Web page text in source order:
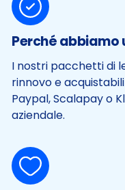
Perché abbiamo
I nostri pacchetti di
rinnovo e
Paypal, Scalapay o
aziendale.